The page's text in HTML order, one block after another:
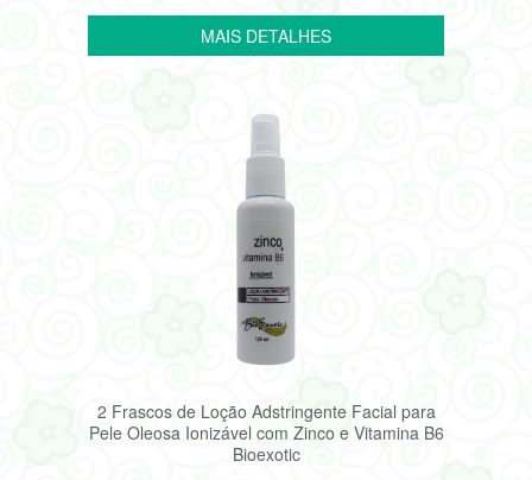
2 Frascos de Loção Adstringente Facial para
Pele Oleosa Ionizável com Zinco e Vitamina B6
Bioexotic